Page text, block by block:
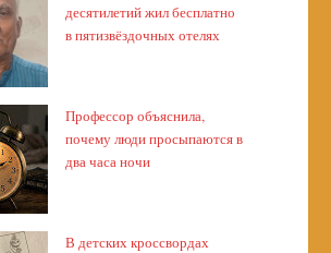
десятилетий жил бесплатно
в пятизвёздочных отелях
Профессор объяснила,
почему люди просыпаются в
два часа ночи
В детских кроссвордах